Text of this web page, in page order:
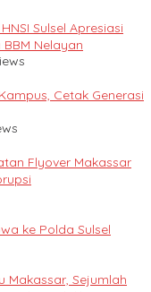
Sulsel Apresiasi
Nelayan
Cetak Generasi
Flyover Makassar
ke Polda Sulsel
Makassar, Sejumlah